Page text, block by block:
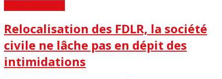
Relocalisation des FDLR, la société
civile ne lâche pas en dépit des
intimidations